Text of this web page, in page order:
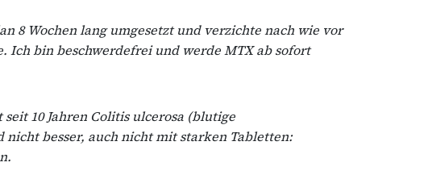
8 Wochen lang umgesetzt und verzichte nach wie vor
Ich bin beschwerdefrei und werde MTX ab sofort
10 Jahren Colitis ulcerosa (blutige
nicht besser, auch nicht mit starken Tabletten: